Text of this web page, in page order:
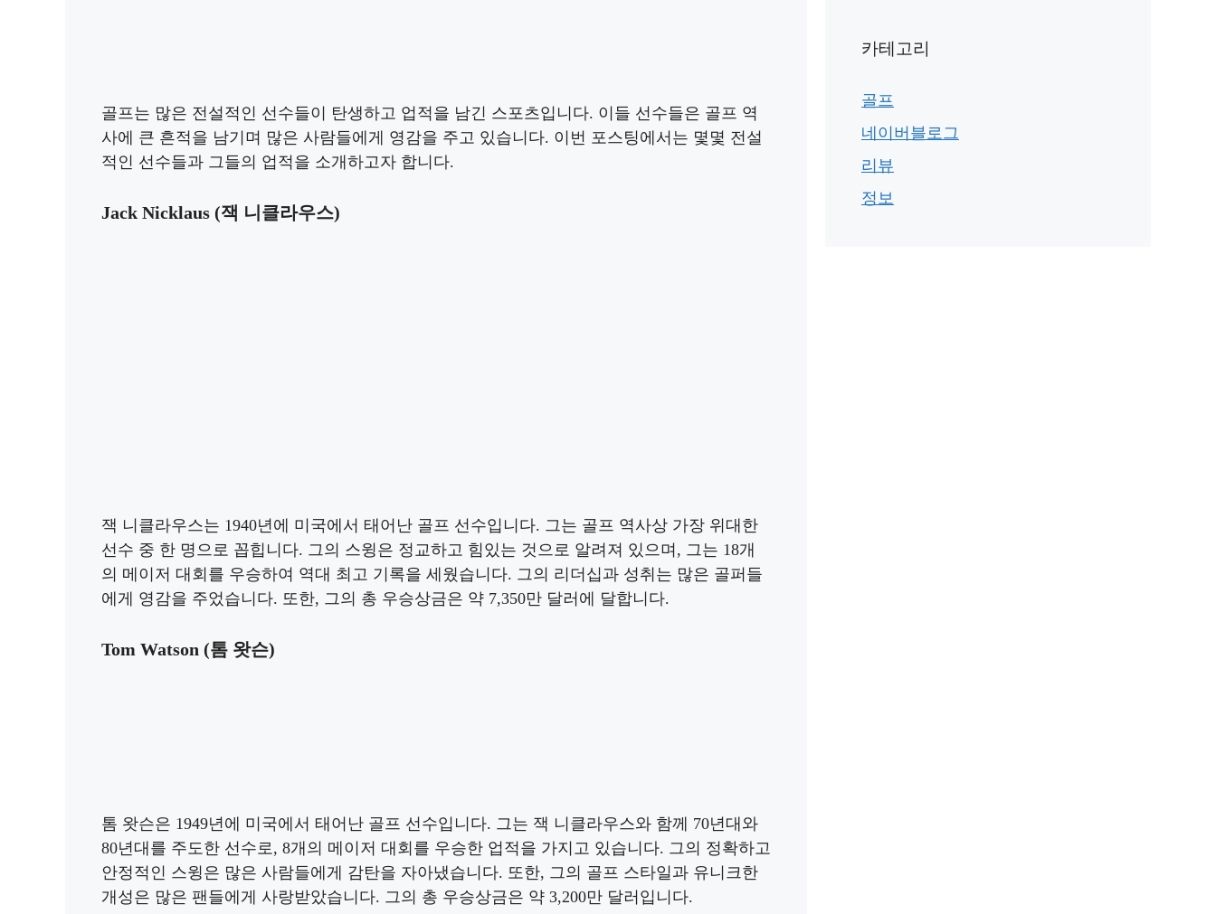
골프는 많은 전설적인 선수들이 탄생하고 업적을 남긴 스포츠입니다. 이들 선수들은 골프 역
사에 큰 흔적을 남기며 많은 사람들에게 영감을 주고 있습니다. 이번 포스팅에서는 몇몇 전설
적인 선수들과 그들의 업적을 소개하고자 합니다.
Jack Nicklaus (잭 니클라우스)
잭 니클라우스는 1940년에 미국에서 태어난 골프 선수입니다. 그는 골프 역사상 가장 위대한
선수 중 한 명으로 꼽힙니다. 그의 스윙은 정교하고 힘있는 것으로 알려져 있으며, 그는 18개
의 메이저 대회를 우승하여 역대 최고 기록을 세웠습니다. 그의 리더십과 성취는 많은 골퍼들
에게 영감을 주었습니다. 또한, 그의 총 우승상금은 약 7,350만 달러에 달합니다.
Tom Watson (톰 왓슨)
톰 왓슨은 1949년에 미국에서 태어난 골프 선수입니다. 그는 잭 니클라우스와 함께 70년대와
80년대를 주도한 선수로, 8개의 메이저 대회를 우승한 업적을 가지고 있습니다. 그의 정확하고
안정적인 스윙은 많은 사람들에게 감탄을 자아냈습니다. 또한, 그의 골프 스타일과 유니크한
개성은 많은 팬들에게 사랑받았습니다. 그의 총 우승상금은 약 3,200만 달러입니다.
카테고리
골프
네이버블로그
리뷰
정보